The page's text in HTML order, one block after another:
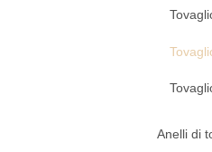
Anelli di